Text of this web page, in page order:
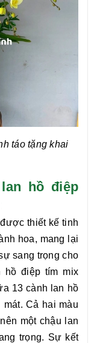
táotặng khai
hồ điệp
thiết kế tinh
hoa, mang lại
sang trọng cho
hồ điệp tím mix
13 cành lan hồ
Cả hai màu
một chậu lan
trọng. Sự kết